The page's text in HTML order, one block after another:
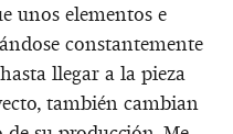
unos elementos e
constantemente
llegar a la pieza
también cambian